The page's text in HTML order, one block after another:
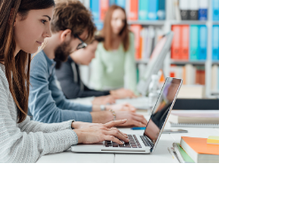
Joaquín Millán,
antiguo colegial del
Colegio Mayor
Mendel